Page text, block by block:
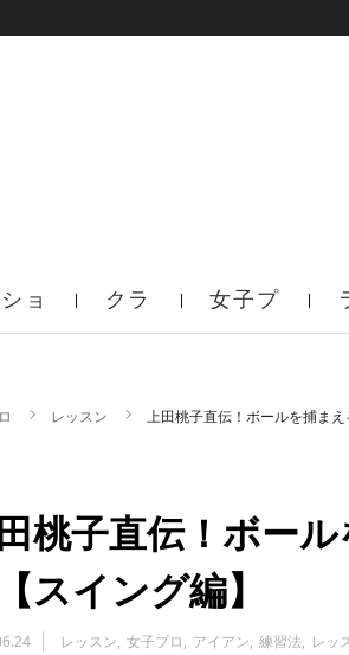
ョ クラ 女子プ
レッスン 上田桃子直伝！ボールを捕ま
桃子直伝！ボー
スイング編】
レッスン 女子プロ アイアン 練習法 レッ